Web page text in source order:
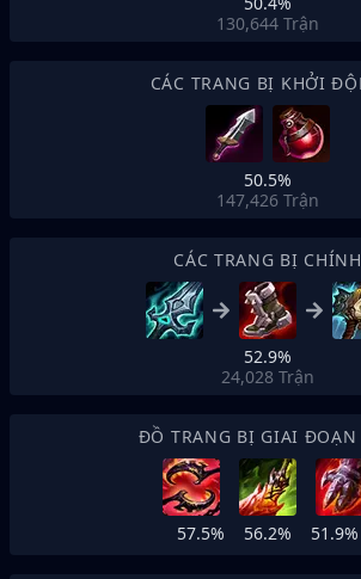
130,644 Trận
CÁC TRANG BỊ KHỞI
50.5%
147,426 Trận
CÁC TRANG BỊ CHÍNH
52.9%
24,028 Trận
ĐỒ TRANG BỊ GIAI ĐOẠN
57.5% 56.2% 51.9%